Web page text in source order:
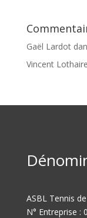
Gaël Lardot
Vincent Lothaire
ASBL Tennis
N° Entreprise :